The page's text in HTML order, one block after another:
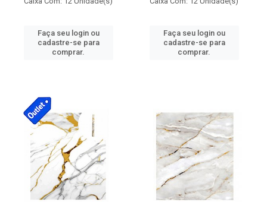
Faça seu login ou
cadastre-se para
comprar.
Faça seu login ou
cadastre-se para
comprar.